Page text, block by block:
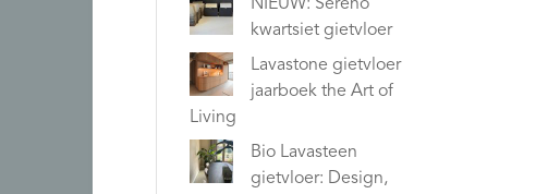
NIEUW: Sereno
kwartsiet gietvloer
Lavastone gietvloer
jaarboek the Art of
Living
Bio Lavasteen
gietvloer: Design,